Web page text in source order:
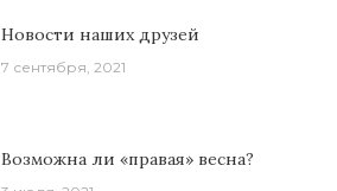
Новости наших друзей
7 сентября, 2021
Возможна ли «правая» весна?